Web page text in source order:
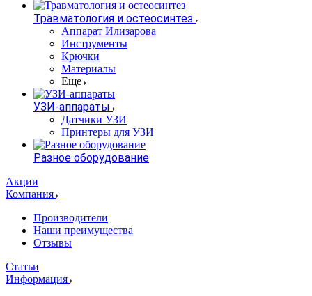
Травматология и остеосинтез
Аппарат Илизарова
Инструменты
Крючки
Материалы
Еще
УЗИ-аппараты
Датчики УЗИ
Принтеры для УЗИ
Разное оборудование
Акции
Компания
Производители
Наши преимущества
Отзывы
Статьи
Информация